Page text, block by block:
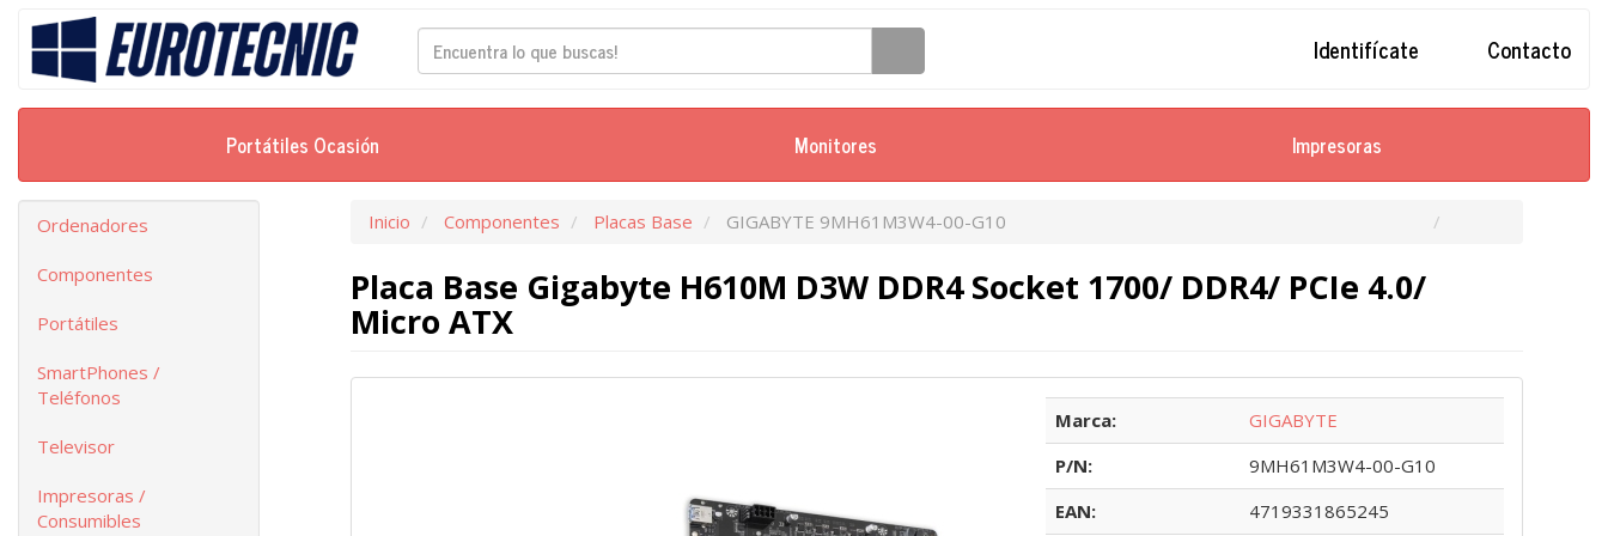
Identifícate Contacto
Portátiles Ocasión Monitores Impresoras
Ordenadores
Componentes
Portátiles
SmartPhones /
Teléfonos
Televisor
Impresoras /
Consumibles
Inicio Componentes Placas Base GIGABYTE 9MH61M3W4-00-G10
Placa Base Gigabyte H610M D3W DDR4 Socket 1700/ DDR4/ PCIe 4.0/
Micro ATX
Marca:
GIGABYTE
P/N:
9MH61M3W4-00-G10
EAN:
4719331865245